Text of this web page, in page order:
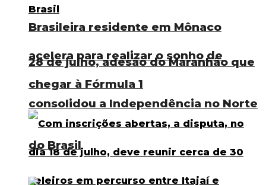
Brasileira residente em Mônaco
acelera para realizar o sonho de
chegar à Fórmula 1
28 de julho, adesão do Maranhão que
consolidou a Independência no Norte
do Brasil